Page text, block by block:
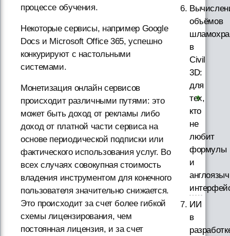
процессе обучения.
Некоторые сервисы, например Google
Docs и Microsoft Office 365, успешно
конкурируют с настольными
системами.
Монетизация онлайн сервисов
происходит различными путями: это
может быть доход от рекламы либо
доход от платной части сервиса на
основе периодической подписки или
фактического использования услуг. Во
всех случаях совокупная стоимость
владения инструментом для конечного
пользователя значительно снижается.
Это происходит за счет более гибкой
схемы лицензирования, чем
постоянная лицензия, и за счет
объёмов
в
Civil
3D:
для
тех,
кто
не
любит
формулы
и
ИИ
в